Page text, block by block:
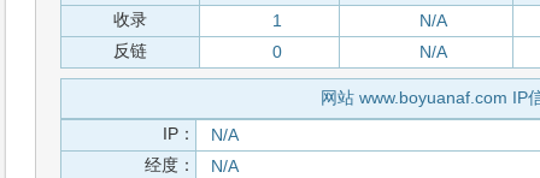
收录
1
N/A
反链
0 N/A
网站 www.boyuanaf.com IP
IP：
N/A
经度：
N/A